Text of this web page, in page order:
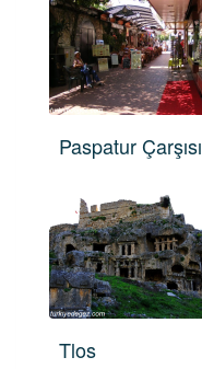
Paspatur Çarşısı
Tlos